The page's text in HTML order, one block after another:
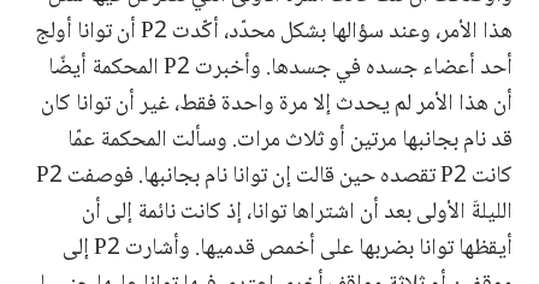
هذا الأمر، وعند سؤالها بشكل محدّد، أكّدت P2 أن توانا أولج
أحد أعضاء جسده في جسدها. وأخبرت P2 المحكمة أيضًا
أن هذا الأمر لم يحدث إلا مرة واحدة فقط، غير أن توانا كان
قد نام بجانبها مرتين أو ثلاث مرات. وسألت المحكمة عمّا
كانت P2 تقصده حين قالت إن توانا نام بجانبها. فوصفت P2
الليلةَ الأولى بعد أن اشتراها توانا، إذ كانت نائمة إلى أن
أيقظها توانا بضربها على أخمص قدميها. وأشارت P2 إلى